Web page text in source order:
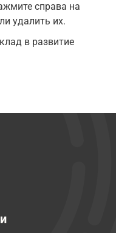
справа на
удалить их.
в развитие